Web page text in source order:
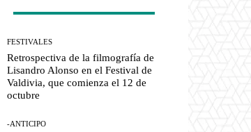
FESTIVALES
Retrospectiva de la filmografía de
Lisandro Alonso en el Festival de
Valdivia, que comienza el 12 de
octubre
-ANTICIPO